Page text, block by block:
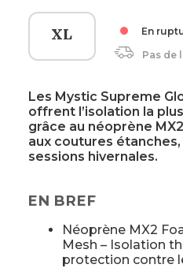
XL
En
Pas de
Les Mystic Supreme
offrent l’isolation la
grâce au néoprène
aux coutures
sessions hivernales.
EN BREF
Néoprène MX2
Mesh – Isolation
protection contre